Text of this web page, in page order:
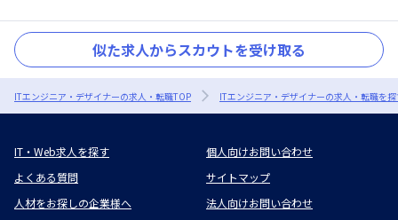
似た求人からスカウトを受け取る
ITエンジニア・デザイナーの求人・転職TOP ITエンジニア・デザイナーの求人・転職を
IT・Web求人を探す
個人向けお問い合わせ
よくある質問
サイトマップ
人材をお探しの企業様へ
法人向けお問い合わせ